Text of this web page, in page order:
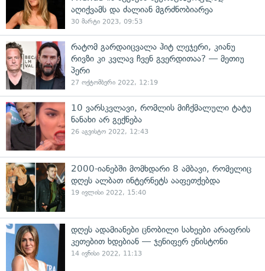
აღიქვამს და ძალიან მგრძნობიარეა
30 მარტი 2023, 09:53
რატომ გარდაიცვალა ჰიტ ლეჯერი, კიანუ
რივზი კი კვლავ ჩვენ გვერდითაა? — მეთიუ
პერი
27 ოქტომბერი 2022, 12:19
10 ვარსკვლავი, რომლის მიჩქმალული ტატუ
ნანახი არ გექნება
26 აგვისტო 2022, 12:43
2000-იანებში მომხდარი 8 ამბავი, რომელიც
დღეს ალბათ ინტერნეტს ააფეთქებდა
19 ივლისი 2022, 15:40
დღეს ადამიანები ცნობილი სახეები არაფრის
კეთებით ხდებიან — ჯენიფერ ენისტონი
14 ივნისი 2022, 11:13